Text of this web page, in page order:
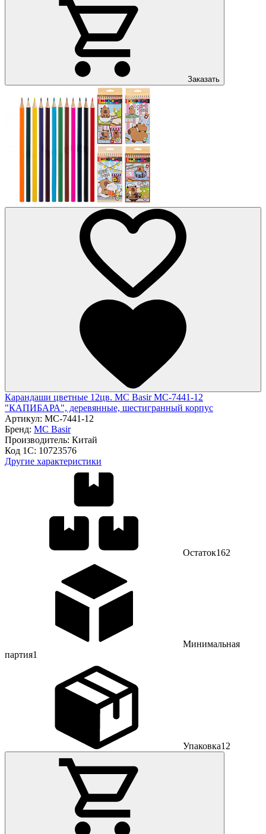
Заказать
Карандаши цветные 12цв. MC Basir МС-7441-12
"КАПИБАРА", деревянные, шестигранный корпус
Артикул: МС-7441-12
Бренд: MC Basir
Производитель: Китай
Код 1С: 10723576
Другие характеристики
Остаток162
Минимальная
партия1
Упаковка12